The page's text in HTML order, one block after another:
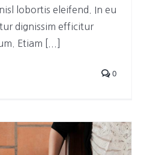
lobortis eleifend. In eu
dignissim efficitur
Etiam [...]
0